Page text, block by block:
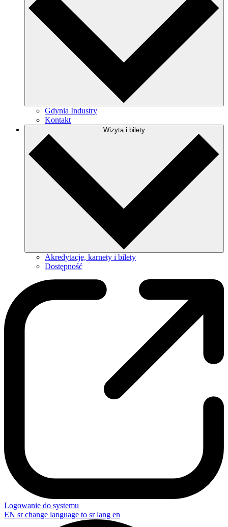
Gdynia Industry
Kontakt
Wizyta i bilety
Akredytacje, karnety i bilety
Dostępność
Logowanie do systemu
EN sr change language to sr lang en